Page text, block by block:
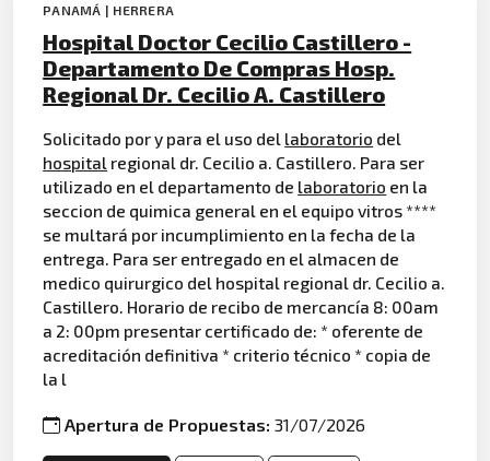
PANAMÁ | HERRERA
Hospital Doctor Cecilio Castillero -
Departamento De Compras Hosp.
Regional Dr. Cecilio A. Castillero
Solicitado por y para el uso del laboratorio del
hospital regional dr. Cecilio a. Castillero. Para ser
utilizado en el departamento de laboratorio en la
seccion de quimica general en el equipo vitros ****
se multará por incumplimiento en la fecha de la
entrega. Para ser entregado en el almacen de
medico quirurgico del hospital regional dr. Cecilio a.
Castillero. Horario de recibo de mercancía 8: 00am
a 2: 00pm presentar certificado de: * oferente de
acreditación definitiva * criterio técnico * copia de
la l
Apertura de Propuestas:31/07/2026